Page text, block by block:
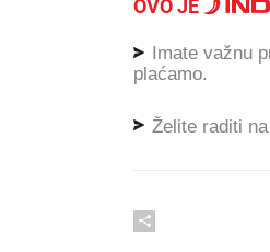
OVO JE
Imate važnu
plaćamo.
Želite raditi